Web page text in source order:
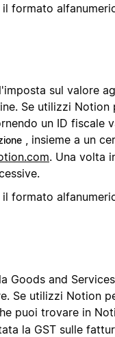
formato
sul valore
Se utilizzi Notion
un ID fiscale
, insieme a un
. Una volta
formato
Goods and
Se utilizzi Notion
puoi trovare in
la GST sulle